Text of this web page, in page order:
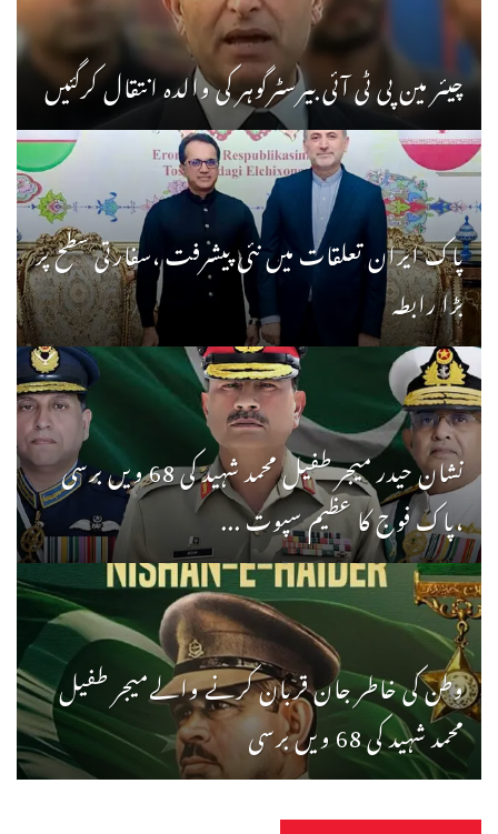
چیئر مین پی ٹی آئی بیرسٹرگوہر کی والدہ انتقال کرگئیں
پاک ایران تعلقات میں نئی پیشرفت ،سفارتی سطح پر
بڑا رابطہ
نشان حیدر میجر طفیل محمد شہید کی 68 ویں برسی
،پاک فوج کا عظیم سپوت ...
وطن کی خاطر جان قربان کرنے والےمیجر طفیل
محمد شہید کی 68 ویں برسی